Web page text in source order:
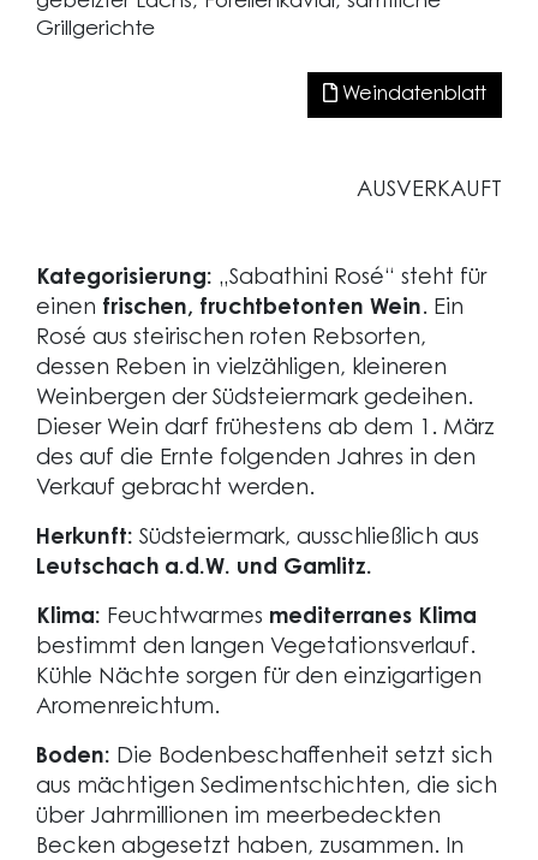
Grillgerichte
Weindatenblatt
AUSVERKAUFT
Kategorisierung: „Sabathini Rosé“ steht für
einen frischen, fruchtbetonten Wein. Ein
Rosé aus steirischen roten Rebsorten,
dessen Reben in vielzähligen, kleineren
Weinbergen der Südsteiermark gedeihen.
Dieser Wein darf frühestens ab dem 1. März
des auf die Ernte folgenden Jahres in den
Verkauf gebracht werden.
Herkunft: Südsteiermark, ausschließlich aus
Leutschach a.d.W. und Gamlitz.
Klima: Feuchtwarmes mediterranes Klima
bestimmt den langen Vegetationsverlauf.
Kühle Nächte sorgen für den einzigartigen
Aromenreichtum.
Boden: Die Bodenbeschaffenheit setzt sich
aus mächtigen Sedimentschichten, die sich
über Jahrmillionen im meerbedeckten
Becken abgesetzt haben, zusammen. In